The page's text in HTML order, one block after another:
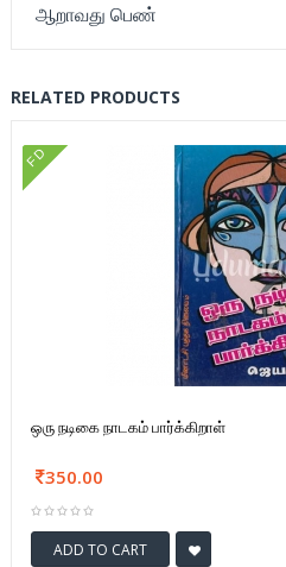
ஆறாவது பெண்
RELATED PRODUCTS
FD
ஒரு நடிகை நாடகம் பார்க்கிறாள்
350.00
ADD TO CART